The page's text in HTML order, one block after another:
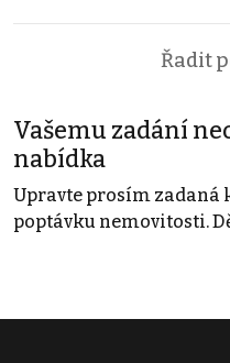
Řadit
Vašemu zadání
nabídka
Upravte prosím zadaná
poptávku nemovitosti.